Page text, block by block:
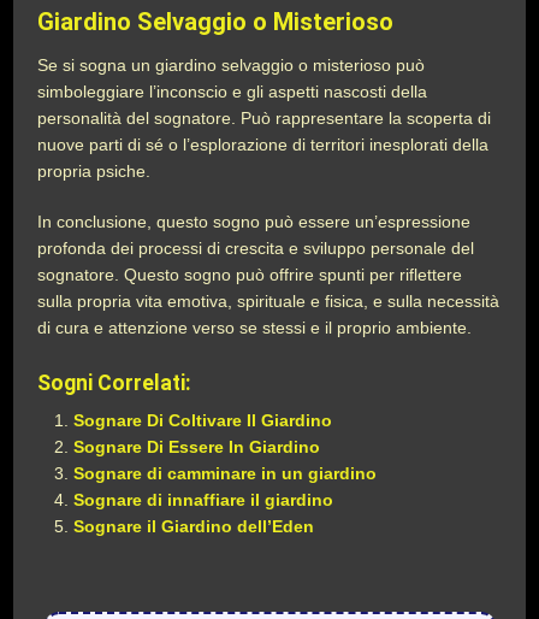
Giardino Selvaggio o Misterioso
Se si sogna un giardino selvaggio o misterioso può
simboleggiare l’inconscio e gli aspetti nascosti della
personalità del sognatore. Può rappresentare la scoperta di
nuove parti di sé o l’esplorazione di territori inesplorati della
propria psiche.
In conclusione, questo sogno può essere un’espressione
profonda dei processi di crescita e sviluppo personale del
sognatore. Questo sogno può offrire spunti per riflettere
sulla propria vita emotiva, spirituale e fisica, e sulla necessità
di cura e attenzione verso se stessi e il proprio ambiente.
Sogni Correlati:
Sognare Di Coltivare Il Giardino
Sognare Di Essere In Giardino
Sognare di camminare in un giardino
Sognare di innaffiare il giardino
Sognare il Giardino dell’Eden